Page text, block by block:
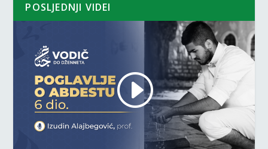
POSLJEDNJI VIDEI